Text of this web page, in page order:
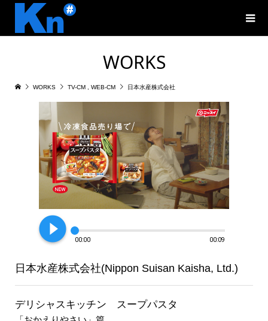
WORKS
WORKS TV-CM WEB-CM 日本水産株式会社
play_circle_filled 00:00 00:09
日本水産株式会社(Nippon Suisan Kaisha, Ltd.)
デリシャスキッチン スープパスタ